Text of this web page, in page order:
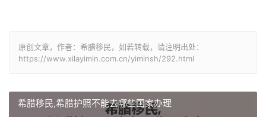
原创文章，作者：希腊移民，如若转载，请注明出处：
https://www.xilayimin.com.cn/yiminsh/292.html
希腊移民,希腊护照不能去哪些国家办理